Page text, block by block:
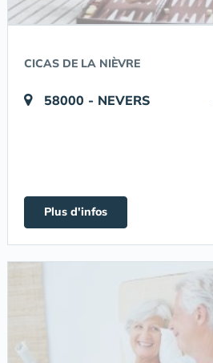
CICAS DE LA NIÈVRE
58000 - NEVERS
Plus d'infos